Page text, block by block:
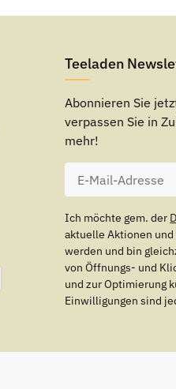
Teeladen
Abonnieren Sie
verpassen Sie in
mehr!
Ich möchte gem. der
aktuelle Aktionen
werden und bin
von Öffnungs- und
und zur Optimierung
Einwilligungen sind